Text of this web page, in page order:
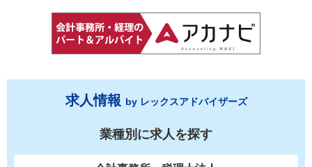
求人情報 by レックスアドバイザーズ
業種別に求人を探す